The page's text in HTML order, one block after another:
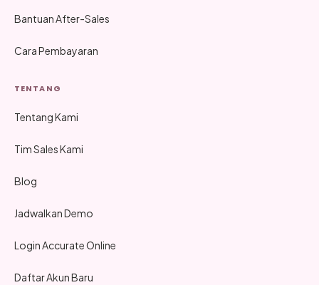
Bantuan After-Sales
Cara Pembayaran
TENTANG
Tentang Kami
Tim Sales Kami
Blog
Jadwalkan Demo
Login Accurate Online
Daftar Akun Baru